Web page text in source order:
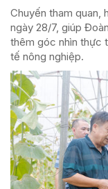
Chuyến tham quan,
ngày 28/7, giúp
thêm góc nhìn thực
tế nông nghiệp.